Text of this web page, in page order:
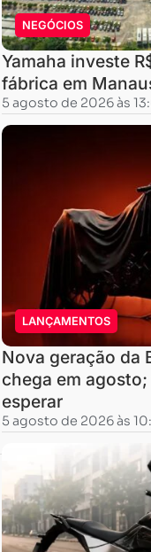
NEGÓCIOS
Yamaha investe
fábrica em
5 agosto de 2026 às
LANÇAMENTOS
Nova geração da
chega em
esperar
5 agosto de 2026 às